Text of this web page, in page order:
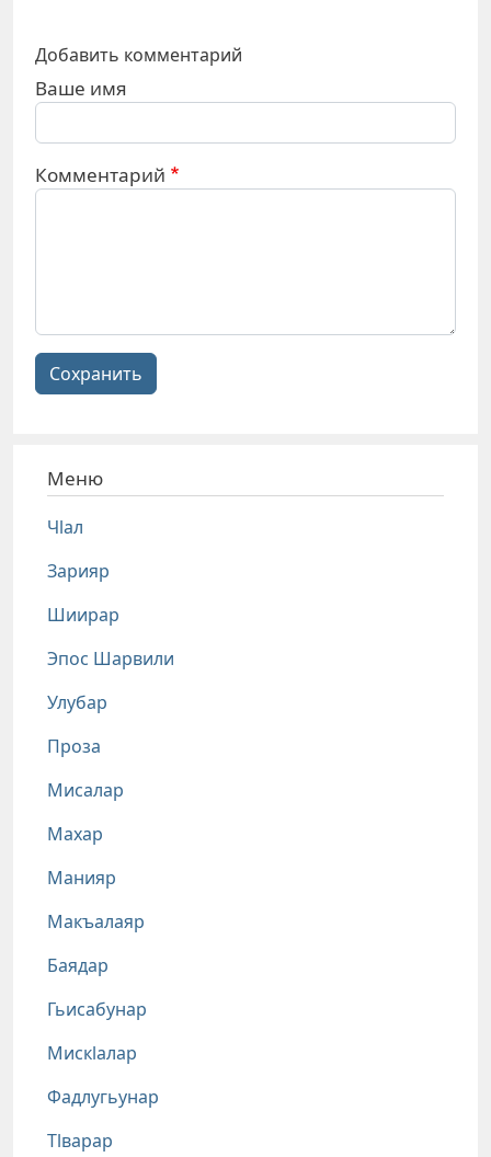
Добавить комментарий
Ваше имя
Комментарий
Сохранить
Меню
Чlал
Зарияр
Шиирар
Эпос Шарвили
Улубар
Проза
Мисалар
Махар
Манияр
Макъалаяр
Баядар
Гьисабунар
Мискlалар
Фадлугьунар
Тlварар